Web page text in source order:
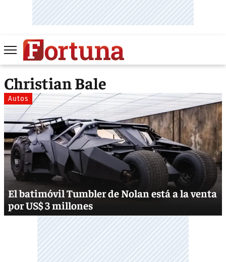
Christian Bale
Autos
El batimóvil Tumbler de Nolan está a la venta
por US$ 3 millones